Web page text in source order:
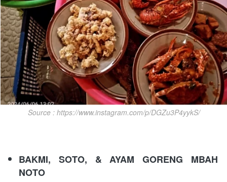
Source : https://www.instagram.com/p/DGZu3P4yykS/
BAKMI, SOTO, & AYAM GORENG MBAH
NOTO